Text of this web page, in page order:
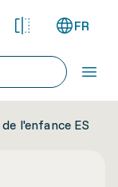
FR
l'enfance ES